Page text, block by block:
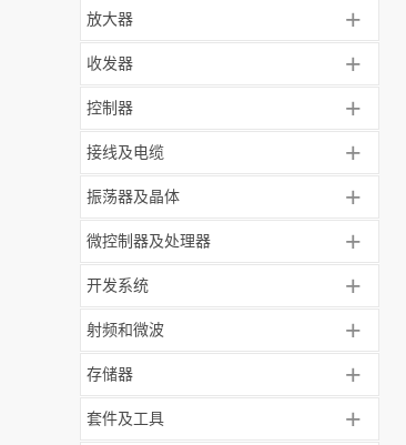
放大器 +
收发器 +
控制器 +
接线及电缆 +
振荡器及晶体 +
微控制器及处理器 +
开发系统 +
射频和微波 +
存储器 +
套件及工具 +